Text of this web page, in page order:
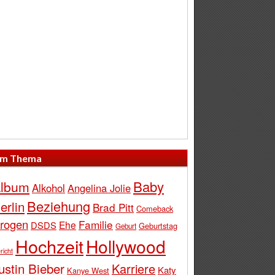
Thema
Alkohol Angelina Jolie Baby
Beziehung Brad Pitt Comeback
DSDS Ehe Familie Geburt Geburtstag
HochzeitHollywood
Bieber Kanye West Karriere Katy